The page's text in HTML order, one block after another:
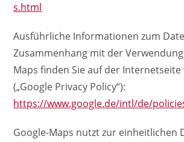
s.html
Ausführliche Informationen zum
Zusammenhang mit der
Maps finden Sie auf der Internetseite
(„Google Privacy Policy“):
https://www.google.de/intl/de/
Google-Maps nutzt zur einheitlichen